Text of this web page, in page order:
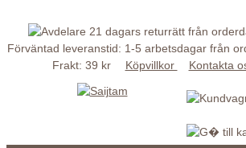
21 dagars returrätt från
Förväntad leveranstid: 1-5 arbetsdagar från
Frakt: 39 kr
Köpvillkor Kontakta